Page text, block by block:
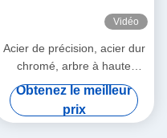
Vidéo
Acier de précision, acier dur
chromé, arbre à haute
résistance pour les
Obtenez le meilleur
prix